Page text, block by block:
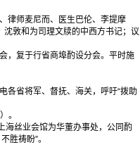
律师麦尼而、医生巴伦、李提摩
沈敦和为司理文牍的中西方书记；议
，复于行省商埠酌设分会。平时施
省将军、督抚、海关，呼吁“拨助
。
丝业会馆为华董办事处，公同酌
胜祷盼”。